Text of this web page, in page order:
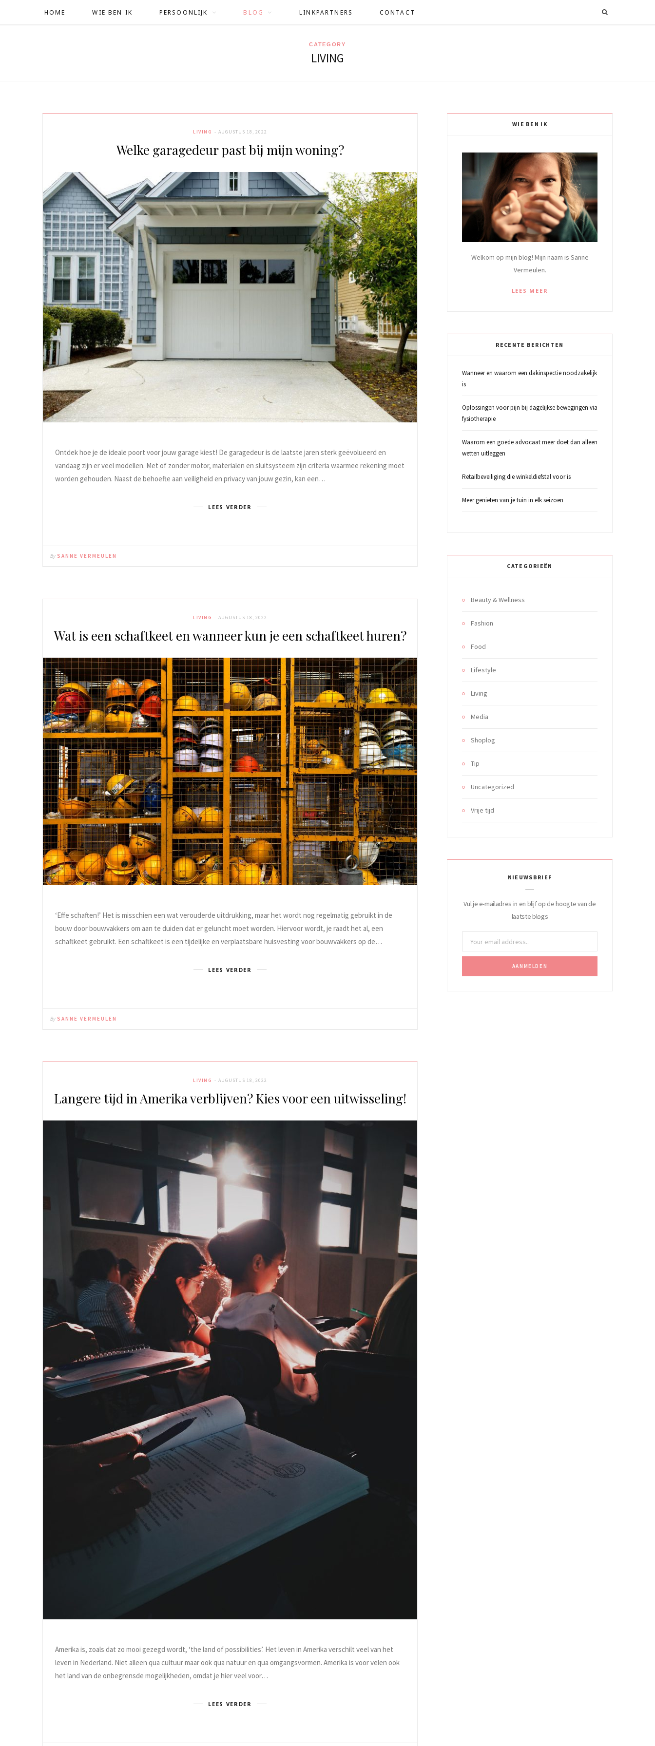
HOME WIE BEN IK PERSOONLIJK BLOG LINKPARTNERS CONTACT
CATEGORY
LIVING
LIVING AUGUSTUS 18, 2022
Welke garagedeur past bij mijn woning?
Ontdek hoe je de ideale poort voor jouw garage kiest! De garagedeur is de laatste jaren sterk geëvolueerd en
vandaag zijn er veel modellen. Met of zonder motor, materialen en sluitsysteem zijn criteria waarmee rekening moet
worden gehouden. Naast de behoefte aan veiligheid en privacy van jouw gezin, kan een…
LEES VERDER
By SANNE VERMEULEN
LIVING AUGUSTUS 18, 2022
Wat is een schaftkeet en wanneer kun je een schaftkeet huren?
‘Effe schaften!’ Het is misschien een wat verouderde uitdrukking, maar het wordt nog regelmatig gebruikt in de
bouw door bouwvakkers om aan te duiden dat er geluncht moet worden. Hiervoor wordt, je raadt het al, een
schaftkeet gebruikt. Een schaftkeet is een tijdelijke en verplaatsbare huisvesting voor bouwvakkers op de…
LEES VERDER
By SANNE VERMEULEN
LIVING AUGUSTUS 18, 2022
Langere tijd in Amerika verblijven? Kies voor een uitwisseling!
Amerika is, zoals dat zo mooi gezegd wordt, ‘the land of possibilities’. Het leven in Amerika verschilt veel van het
leven in Nederland. Niet alleen qua cultuur maar ook qua natuur en qua omgangsvormen. Amerika is voor velen ook
het land van de onbegrensde mogelijkheden, omdat je hier veel voor…
LEES VERDER
WIE BEN IK
Welkom op mijn blog! Mijn naam is Sanne
Vermeulen.
LEES MEER
RECENTE BERICHTEN
Wanneer en waarom een dakinspectie noodzakelijk
is
Oplossingen voor pijn bij dagelijkse bewegingen via
fysiotherapie
Waarom een goede advocaat meer doet dan alleen
wetten uitleggen
Retailbeveiliging die winkeldiefstal voor is
Meer genieten van je tuin in elk seizoen
CATEGORIEËN
Beauty & Wellness
Fashion
Food
Lifestyle
Living
Media
Shoplog
Tip
Uncategorized
Vrije tijd
NIEUWSBRIEF
Vul je e-mailadres in en blijf op de hoogte van de
laatste blogs